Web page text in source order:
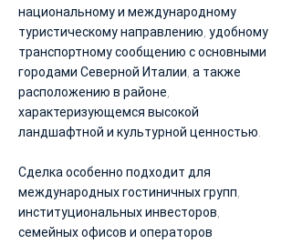
национальному и международному
туристическому направлению, удобному
транспортному сообщению с основными
городами Северной Италии, а также
расположению в районе,
характеризующемся высокой
ландшафтной и культурной ценностью.
Сделка особенно подходит для
международных гостиничных групп,
институциональных инвесторов,
семейных офисов и операторов